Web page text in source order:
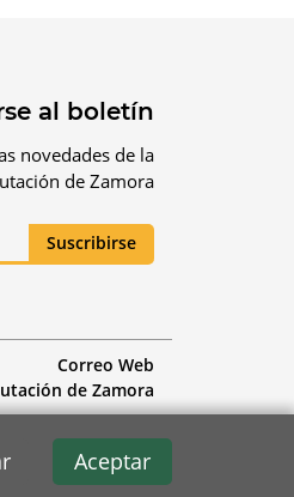
al boletín
novedades de la
de Zamora
Correo Web
de Zamora
Aceptar